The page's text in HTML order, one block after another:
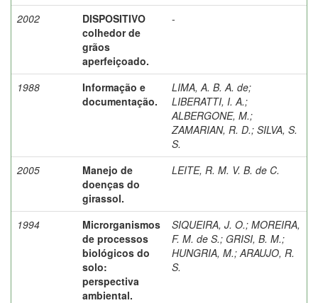
2002
DISPOSITIVO
colhedor de
grãos
aperfeiçoado.
-
1988
Informação e
documentação.
LIMA, A. B. A. de;
LIBERATTI, I. A.;
ALBERGONE, M.;
ZAMARIAN, R. D.; SILVA, S.
S.
2005
Manejo de
doenças do
girassol.
LEITE, R. M. V. B. de C.
1994
Microrganismos
de processos
biológicos do
solo:
perspectiva
ambiental.
SIQUEIRA, J. O.; MOREIRA,
F. M. de S.; GRISI, B. M.;
HUNGRIA, M.; ARAUJO, R.
S.